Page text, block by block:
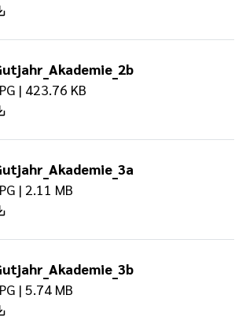
| 423.76 KB
| 2.11 MB
| 5.74 MB